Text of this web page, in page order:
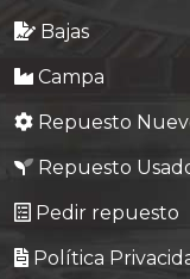
Bajas
Campa
Repuesto
Repuesto
Pedir repuesto
Política